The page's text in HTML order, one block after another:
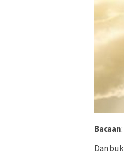
Bacaan
Dan